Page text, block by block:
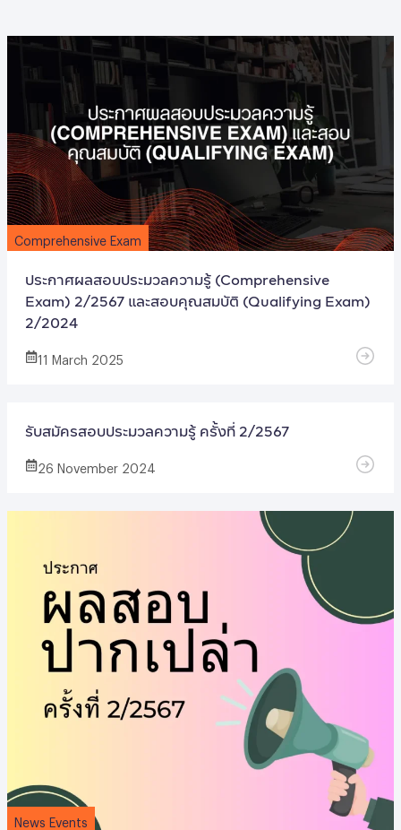
Comprehensive Exam
ประกาศผลสอบประมวลความรู้ (Comprehensive
Exam) 2/2567 และสอบคุณสมบัติ (Qualifying Exam)
2/2024
11 March 2025
รับสมัครสอบประมวลความรู้ ครั้งที่ 2/2567
26 November 2024
News Events